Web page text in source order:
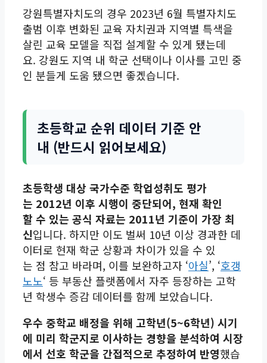
강원특별자치도의 경우 2023년 6월 특별자치도
출범 이후 변화된 교육 자치권과 지역별 특색을
살린 교육 모델을 직접 설계할 수 있게 됐는데
요. 강원도 지역 내 학군 선택이나 이사를 고민 중
인 분들게 도움 됐으면 좋겠습니다.
초등학교 순위 데이터 기준 안
내 (반드시 읽어보세요)
초등학생 대상 국가수준 학업성취도 평가
는 2012년 이후 시행이 중단되어, 현재 확인
할 수 있는 공식 자료는 2011년 기준이 가장 최
신입니다. 하지만 이도 벌써 10년 이상 경과한 데
이터로 현재 학군 상황과 차이가 있을 수 있
는 점 참고 바라며, 이를 보완하고자 ‘아실’, ‘호갱
노노‘ 등 부동산 플랫폼에서 자주 등장하는 고학
년 학생수 증감 데이터를 함께 보았습니다.
우수 중학교 배정을 위해 고학년(5~6학년) 시기
에 미리 학군지로 이사하는 경향을 분석하여 시장
에서 선호 학군을 간접적으로 추정하여 반영했습